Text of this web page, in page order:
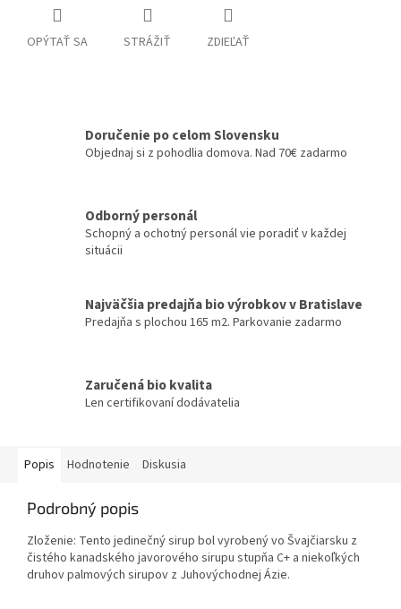
OPÝTAŤ SA STRÁŽIŤ ZDIEĽAŤ
Doručenie po celom Slovensku
Objednaj si z pohodlia domova. Nad 70€ zadarmo
Odborný personál
Schopný a ochotný personál vie poradiť v každej
situácii
Najväčšia predajňa bio výrobkov v Bratislave
Predajňa s plochou 165 m2. Parkovanie zadarmo
Zaručená bio kvalita
Len certifikovaní dodávatelia
Popis Hodnotenie Diskusia
Podrobný popis
Zloženie: Tento jedinečný sirup bol vyrobený vo Švajčiarsku z
čistého kanadského javorového sirupu stupňa C+ a niekoľkých
druhov palmových sirupov z Juhovýchodnej Ázie.